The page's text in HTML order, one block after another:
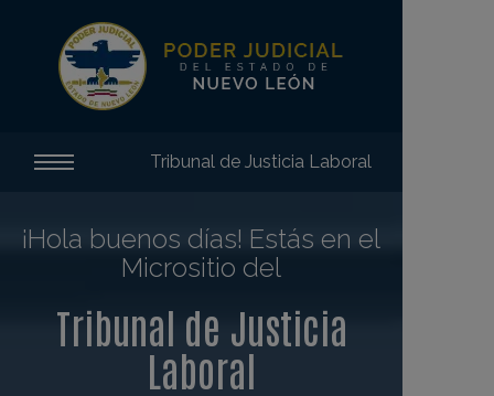
Tribunal de Justicia Laboral
¡Hola buenos días! Estás en el
Micrositio del
Tribunal de Justicia
Laboral